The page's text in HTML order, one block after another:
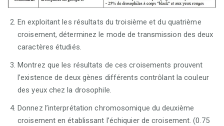
En exploitant les résultats du troisième et du quatrième
croisement, déterminez le mode de transmission des deux
caractères étudiés.
Montrez que les résultats de ces croisements prouvent
l’existence de deux gènes différents contrôlant la couleur
des yeux chez la drosophile.
Donnez l’interprétation chromosomique du deuxième
croisement en établissant l’échiquier de croisement. (0.75